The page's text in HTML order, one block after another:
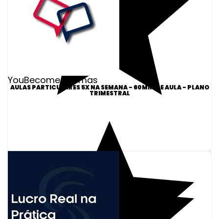
YouBecome Idiomas
AULAS PARTICULARES 5X NA SEMANA - 60MIN DE AULA - PLANO
TRIMESTRAL